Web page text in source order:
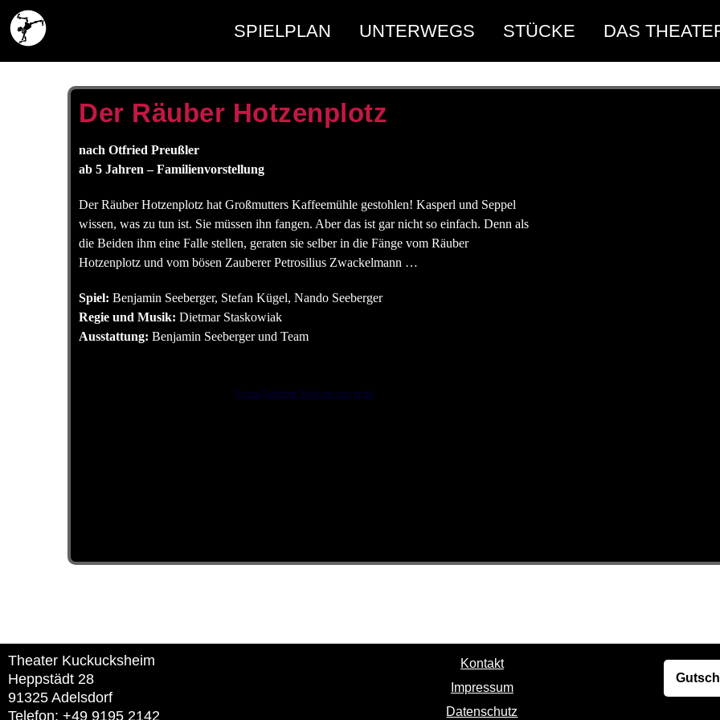
SPIELPLAN UNTERWEGS STÜCKE DAS
Der Räuber Hotzenplotz
nach Otfried Preußler
ab 5 Jahren – Familienvorstellung
Der Räuber Hotzenplotz hat Großmutters Kaffeemühle gestohlen! Kasperl und Seppel
wissen, was zu tun ist. Sie müssen ihn fangen. Aber das ist gar nicht so einfach. Denn als
die Beiden ihm eine Falle stellen, geraten sie selber in die Fänge vom Räuber
Hotzenplotz und vom bösen Zauberer Petrosilius Zwackelmann …
Spiel: Benjamin Seeberger, Stefan Kügel, Nando Seeberger
Regie und Musik: Dietmar Staskowiak
Ausstattung: Benjamin Seeberger und Team
Event-Ticketing-Software von pretix
Theater Kuckucksheim
Heppstädt 28
91325 Adelsdorf
Telefon: +49 9195 2142
Kontakt
Impressum
Datenschutz